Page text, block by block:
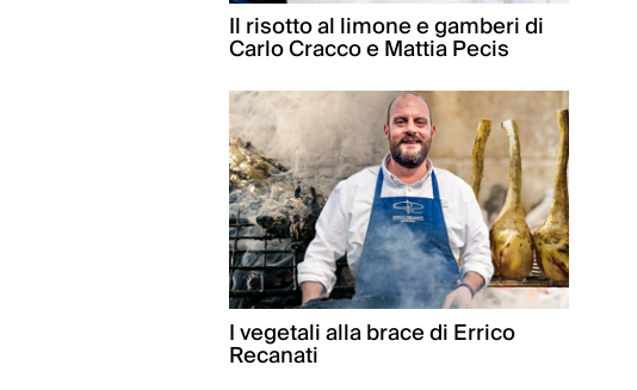
Il risotto al limone e gamberi di
Carlo Cracco e Mattia Pecis
I vegetali alla brace di Errico
Recanati